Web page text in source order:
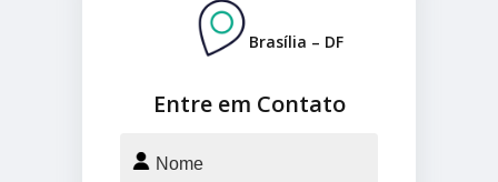
Entre em Contato
Brasília – DF